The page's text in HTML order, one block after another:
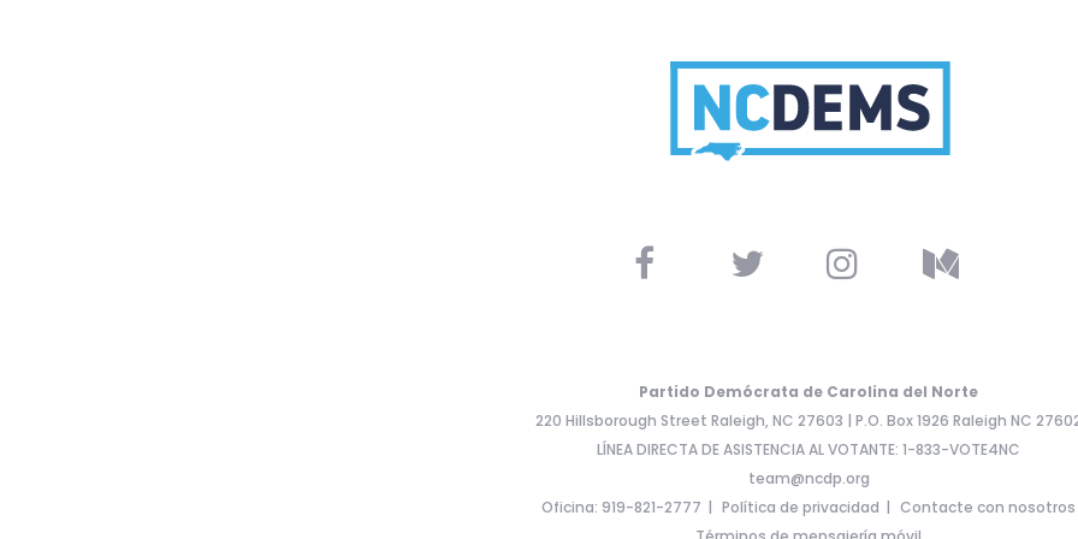
Partido Demócrata de Carolina del Norte
220 Hillsborough Street Raleigh, NC 27603 | P.O. Box 1926 Raleigh NC
LÍNEA DIRECTA DE ASISTENCIA AL VOTANTE: 1-833-VOTE4NC
team@ncdp.org
Oficina: 919-821-2777
Política de privacidad
Contacte con nosotros